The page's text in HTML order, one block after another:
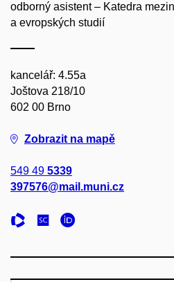
odborný asistent – Katedra
a evropských studií
kancelář: 4.55a
Joštova 218/10
602 00 Brno
Zobrazit na mapě
549 49 5339
397576@mail.muni.cz